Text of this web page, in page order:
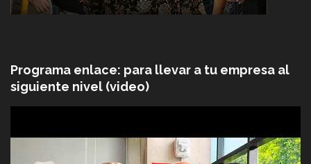
Programa enlace: para llevar a tu empresa al
siguiente nivel (video)